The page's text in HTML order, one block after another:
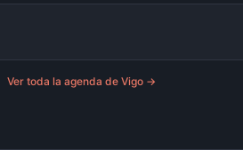
Ver toda la agenda de Vigo→